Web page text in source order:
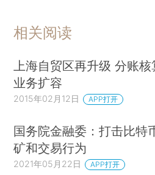
相关阅读
上海自贸区再升级 分账核
业务扩容
2015年02月12日 APP打开
国务院金融委：打击比特
矿和交易行为
2021年05月22日 APP打开